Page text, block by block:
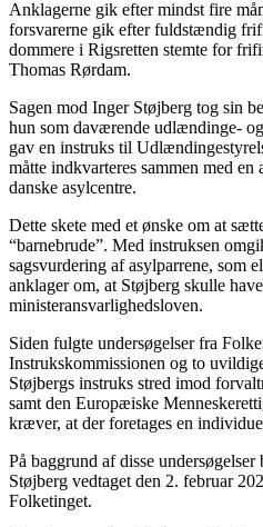
Anklagerne gik efter mindst fire
forsvarerne gik efter fuldstændig
dommere i Rigsretten stemte for
Thomas Rørdam.
Sagen mod Inger Støjberg tog sin
hun som daværende udlændinge-
gav en instruks til
måtte indkvarteres sammen med
danske asylcentre.
Dette skete med et ønske om at
“barnebrude”. Med instruksen
sagsvurdering af asylparrene, som
anklager om, at Støjberg skulle
ministeransvarlighedsloven.
Siden fulgte undersøgelser fra
Instrukskommissionen og to
Støjbergs instruks stred imod
samt den Europæiske
kræver, at der foretages en
På baggrund af disse
Støjberg vedtaget den 2. februar
Folketinget.